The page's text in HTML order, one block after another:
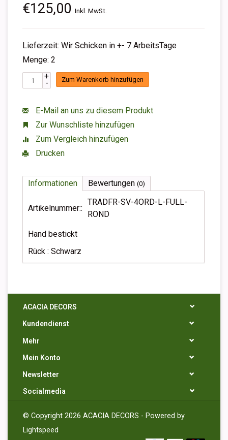
€125,00 Inkl. MwSt.
Lieferzeit: Wir Schicken in +- 7 ArbeitsTage
Menge: 2
+
- Zum Warenkorb hinzufügen
E-Mail an uns zu diesem Produkt
Zur Wunschliste hinzufügen
Zum Vergleich hinzufügen
Drucken
Informationen Bewertungen (0)
Artikelnummer::
TRADFR-SV-4ORD-L-FULL-
ROND
Hand bestickt
Rück : Schwarz
ACACIA DECORS
Kundendienst
Mehr
Mein Konto
Newsletter
Socialmedia
© Copyright 2026 ACACIA DECORS - Powered by
Lightspeed